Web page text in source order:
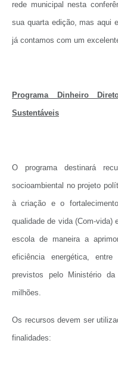
rede municipal nesta
sua quarta edição, mas aqui
já contamos com um
Programa Dinheiro
Sustentáveis
O programa destinará
socioambiental no projeto
à criação e o
qualidade de vida (Com-vida)
escola de maneira a
eficiência energética,
previstos pelo Ministério
milhões.
Os recursos devem ser
finalidades: